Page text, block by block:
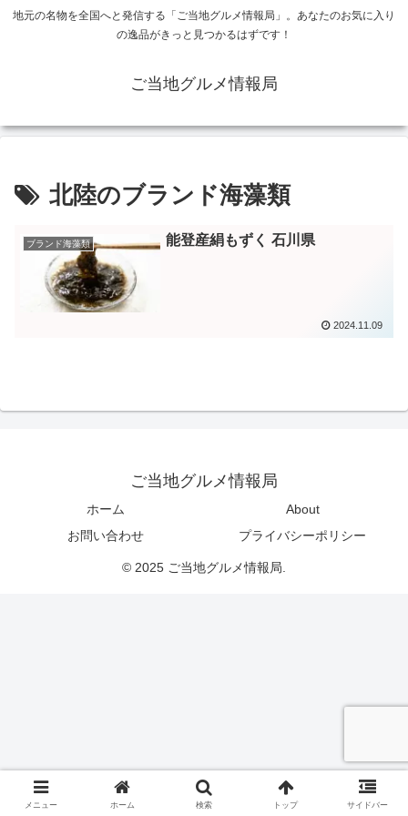
地元の名物を全国へと発信する「ご当地グルメ情報局」。あなたのお気に入り
の逸品がきっと見つかるはずです！
ご当地グルメ情報局
北陸のブランド海藻類
ブランド海藻類 能登産絹もずく 石川県
2024.11.09
ご当地グルメ情報局
ホーム
About
お問い合わせ
プライバシーポリシー
© 2025 ご当地グルメ情報局.
メニュー ホーム 検索 トップ サイドバー